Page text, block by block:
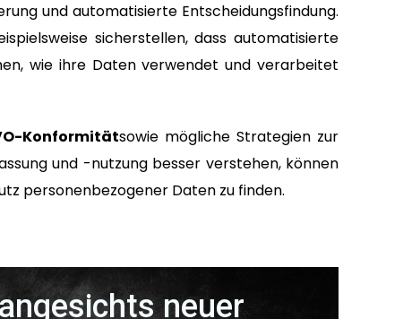
und automatisierte Entscheidungsfindung.
sicherstellen, dass automatisierte
wie ihre Daten verwendet und verarbeitet
Konformitätsowie mögliche Strategien zur
und -nutzung besser verstehen, können
personenbezogener Daten zu finden.
neuer